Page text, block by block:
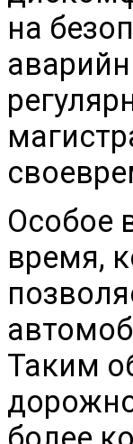
на
Особое
время,
Таким